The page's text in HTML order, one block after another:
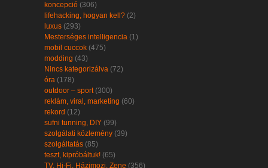
koncepció (306)
lifehacking, hogyan kell? (2)
luxus (293)
Mesterséges intelligencia (1)
mobil cuccok (475)
modding (43)
Nincs kategorizálva (72)
óra (178)
outdoor – sport(300)
reklám, viral, marketing (60)
rekord (12)
sufni tunning, DIY (99)
szolgálati közlemény (39)
szolgáltatás (85)
teszt, kipróbáltuk! (65)
TV, Hi-Fi, Házimozi, Zene (356)